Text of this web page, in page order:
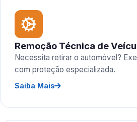
Remoção Técnica de
Necessita retirar o automóvel?
com proteção especializada.
Saiba Mais